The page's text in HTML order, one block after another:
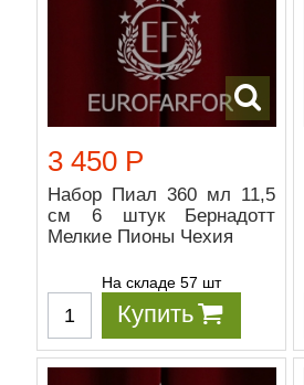
3 450 Р
Набор Пиал 360 мл 11,5
см 6 штук Бернадотт
Мелкие Пионы Чехия
На складе 57 шт
Купить